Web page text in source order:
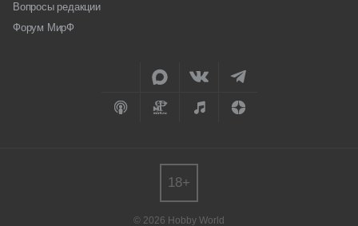
Вопросы редакции
Форум МирФ
© 2026 Hobby World
18+